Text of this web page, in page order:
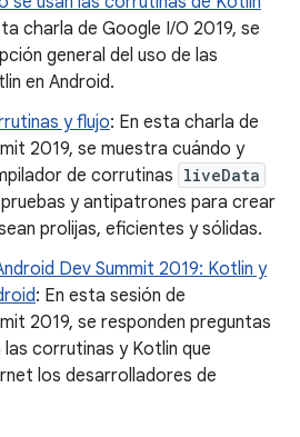
charla de Google I/O 2019, se
general del uso de las
en Android.
y flujo: En esta charla de
2019, se muestra cuándo y
de corrutinas liveData
y antipatrones para crear
prolijas, eficientes y sólidas.
Dev Summit 2019: Kotlin y
: En esta sesión de
2019, se responden preguntas
corrutinas y Kotlin que
los desarrolladores de